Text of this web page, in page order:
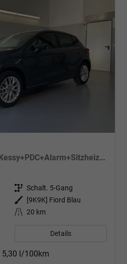
Style 80PS Voll-LED+Kessy+PDC+Alarm+Sitzheizung+Kamera+App-Connect
Getriebe Schalt. 5-Gang
Außenfarbe
[9K9K] Fiord Blau
Kilometerstand 20 km
Details
5,30 l/100km